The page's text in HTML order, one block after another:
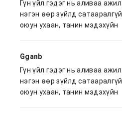
Гүн үйл гэдэг нь аливаа
нэгэн өөр зүйлд
оюун ухаан, танин мэдэхүйн
Gganb
Гүн үйл гэдэг нь аливаа
нэгэн өөр зүйлд
оюун ухаан, танин мэдэхүйн